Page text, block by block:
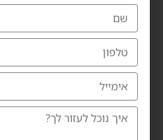
מדינת היהודים 60, הרצליה
טלפון: 09-9559115
אימייל: carmiltd@zahav.net.il
ווטו אל כרמי
שעות פתיחת אולם התצוגה:
ראשון – חמישי 10:00-19:00